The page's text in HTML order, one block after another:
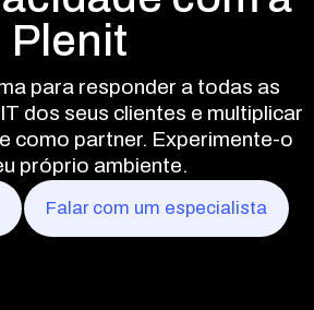
Plenit
para responder a todas as
dos seus clientes e multiplicar
como partner. Experimente-o
próprio ambiente.
Falar com um especialista